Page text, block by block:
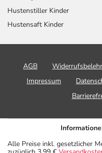
Hustenstiller Kinder
Hustensaft Kinder
AGB
Impressum
Alle Preise inkl. gesetzlicher